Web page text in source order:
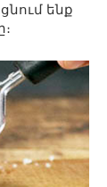
ենք